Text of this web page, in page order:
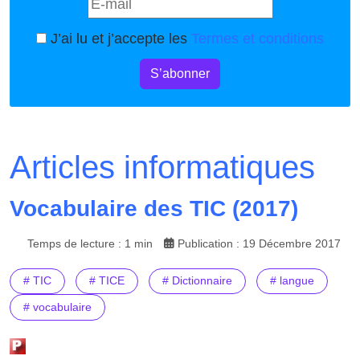
J’ai lu et j’accepte les Termes et conditions
S’abonner
Articles informatiques
Vocabulaire des TIC (2017)
Temps de lecture : 1 min Publication : 19 Décembre 2017
# TIC # TICE # Dictionnaire # langue
# vocabulaire